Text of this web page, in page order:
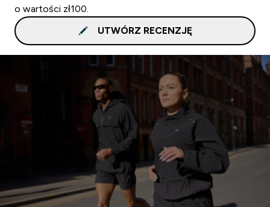
o wartości zł100.
UTWÓRZ RECENZJĘ